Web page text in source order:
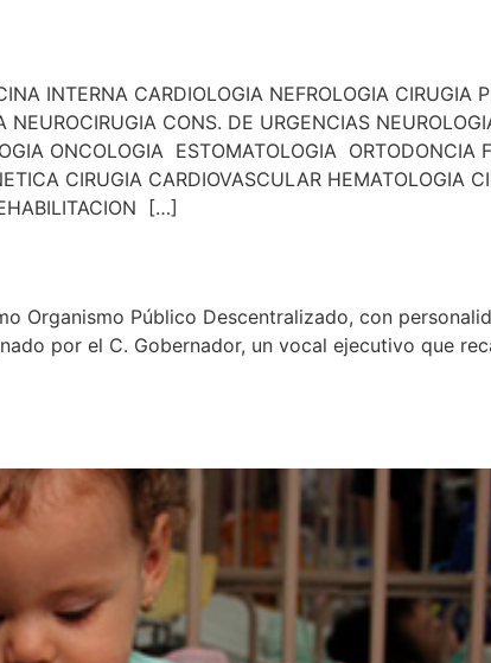
INTERNA CARDIOLOGIA NEFROLOGIA CIRUGIA
CONS. DE URGENCIAS
ONCOLOGIA ESTOMATOLOGIA ORTODONCIA
CIRUGIA CARDIOVASCULAR HEMATOLOGIA
[…]
Organismo Público Descentralizado, con
por el C. Gobernador, un vocal ejecutivo que